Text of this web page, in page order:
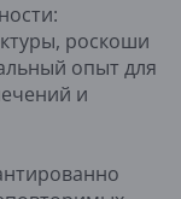
роскоши
опыт для
и